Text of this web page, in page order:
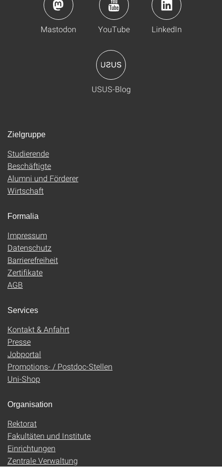
Mastodon YouTube LinkedIn
USUS-Blog
Zielgruppe
Studierende
Beschäftigte
Alumni und Förderer
Wirtschaft
Formalia
Impressum
Datenschutz
Barrierefreiheit
Zertifikate
AGB
Services
Kontakt & Anfahrt
Presse
Jobportal
Promotions- / Postdoc-Stellen
Uni-Shop
Organisation
Rektorat
Fakultäten und Institute
Einrichtungen
Zentrale Verwaltung